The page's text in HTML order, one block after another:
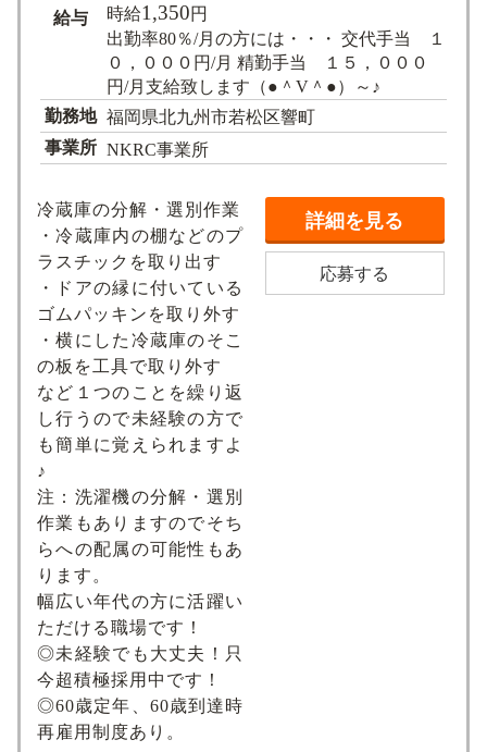
給与 時給1,350円
出勤率80％/月の方には・・・ 交代手当 １
０，０００円/月 精勤手当 １５，０００
円/月支給致します（●＾V＾●）～♪
勤務地 福岡県北九州市若松区響町
事業所 NKRC事業所
冷蔵庫の分解・選別作業
・冷蔵庫内の棚などのプ
ラスチックを取り出す
・ドアの縁に付いている
ゴムパッキンを取り外す
・横にした冷蔵庫のそこ
の板を工具で取り外す
など１つのことを繰り返
し行うので未経験の方で
も簡単に覚えられますよ
♪
注：洗濯機の分解・選別
作業もありますのでそち
らへの配属の可能性もあ
ります。
幅広い年代の方に活躍い
ただける職場です！
◎未経験でも大丈夫！只
今超積極採用中です！
◎60歳定年、60歳到達時
再雇用制度あり。
詳細を見る
応募する